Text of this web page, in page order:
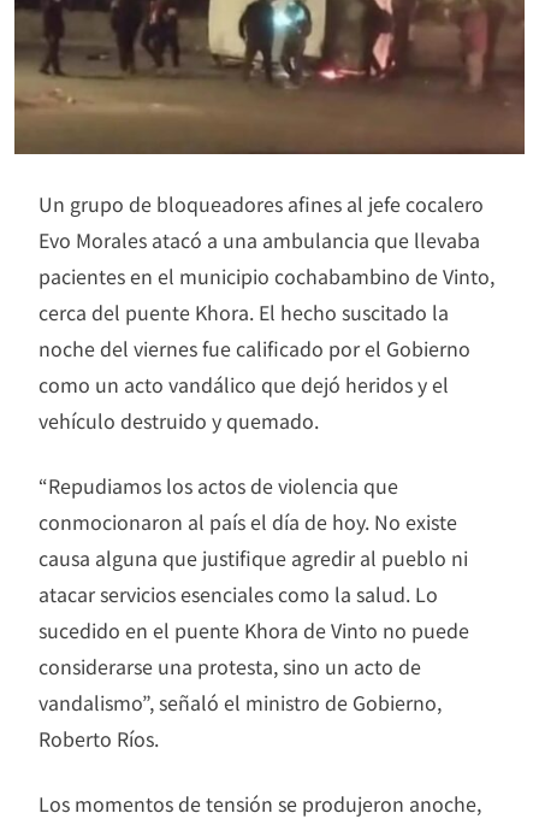
Un grupo de bloqueadores afines al jefe cocalero
Evo Morales atacó a una ambulancia que llevaba
pacientes en el municipio cochabambino de Vinto,
cerca del puente Khora. El hecho suscitado la
noche del viernes fue calificado por el Gobierno
como un acto vandálico que dejó heridos y el
vehículo destruido y quemado.
“Repudiamos los actos de violencia que
conmocionaron al país el día de hoy. No existe
causa alguna que justifique agredir al pueblo ni
atacar servicios esenciales como la salud. Lo
sucedido en el puente Khora de Vinto no puede
considerarse una protesta, sino un acto de
vandalismo”, señaló el ministro de Gobierno,
Roberto Ríos.
Los momentos de tensión se produjeron anoche,